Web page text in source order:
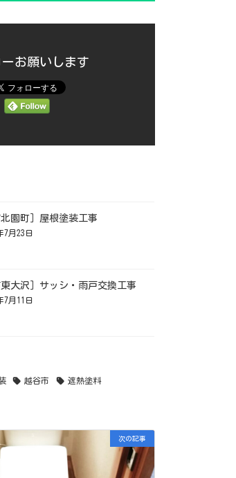
ーお願いします
北園町］屋根塗装工事
7月23日
東大沢］サッシ・雨戸交換工事
7月11日
越谷市
遮熱塗料
次の記事